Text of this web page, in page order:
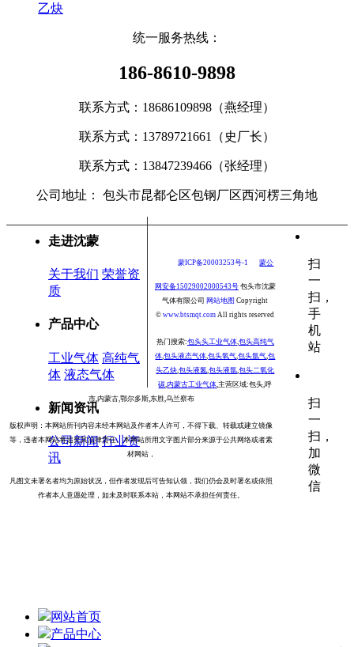
乙炔
统一服务热线：
186-8610-9898
联系方式：18686109898（燕经理）
联系方式： 13789721661（史厂长）
联系方式： 13847239466（张经理）
公司地址： 包头市昆都仑区包钢厂区西河楞三角地
走进沈蒙
关于我们 荣誉资
质
产品中心
工业气体 高纯气
体 液态气体
新闻资讯
公司新闻 行业资
讯
扫
一
扫，
手
机
站
扫
一
扫，
加
微
信
蒙ICP备20003253号-1 蒙公
网安备15029002000543号包头市沈蒙
气体有限公司 网站地图 Copyright
©www.btsmqt.com All rights reserved
热门搜索:包头头工业气体, 包头高纯气
体 ,包头液态气体 ,包头氧气 ,包头氩气 ,包
头乙炔 ,包头液氮 ,包头液氩 ,包头二氧化
碳 ,内蒙古工业气体 ,主营区域:包头,呼
市,内蒙古,鄂尔多斯,东胜,乌兰察布
版权声明：本网站所刊内容未经本网站及作者本人许可，不得下载、转载或建立镜像
等，违者本网站将追究其法律责任。本网站所用文字图片部分来源于公共网络或者素
材网站，
凡图文未署名者均为原始状况，但作者发现后可告知认领，我们仍会及时署名或依照
作者本人意愿处理，如未及时联系本站，本网站不承担任何责任。
网站首页
产品中心